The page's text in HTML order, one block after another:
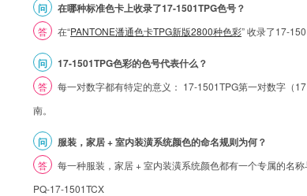
问 在哪种标准色卡上收录了17-1501TPG色号？
答 在“PANTONE潘通色卡TPG新版2800种色彩” 收录了17-
问 17-1501TPG色彩的色号代表什么？
答
每一对数字都有特定的意义： 17-1501TPG第一对数字（
南。
问 服装，家居 + 室内装潢系统颜色的命名规则为何？
答
每一种服装，家居 + 室内装潢系统颜色都有一个专属的名
PQ-17-1501TCX